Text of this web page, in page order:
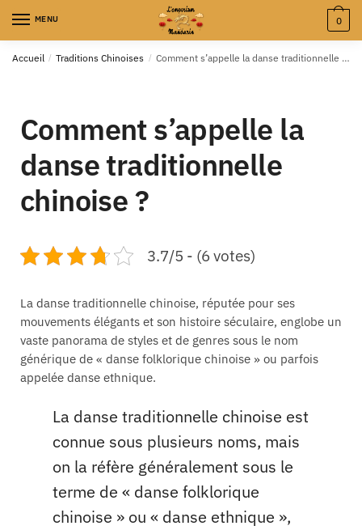
MENU 0
Accueil / Traditions Chinoises / Comment s’appelle la danse traditionnelle chinoise ?
Comment s’appelle la
danse traditionnelle
chinoise ?
3.7/5 - (6 votes)
La danse traditionnelle chinoise, réputée pour ses
mouvements élégants et son histoire séculaire, englobe un
vaste panorama de styles et de genres sous le nom
générique de « danse folklorique chinoise » ou parfois
appelée danse ethnique.
La danse traditionnelle chinoise est
connue sous plusieurs noms, mais
on la réfère généralement sous le
terme de « danse folklorique
chinoise » ou « danse ethnique »,